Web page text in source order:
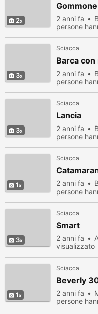
2 2 anni fa
persone
3
Sciacca
Barca
2 anni fa
persone
3
Sciacca
Lancia
2 anni fa
persone
1
Sciacca
2 anni fa
persone
3
Sciacca
Smart
2 anni fa
visualizzato
1
Sciacca
Beverly
2 anni fa
persone